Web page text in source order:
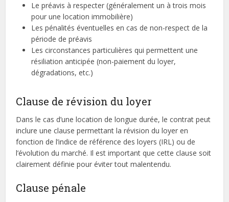
Le préavis à respecter (généralement un à trois mois
pour une location immobilière)
Les pénalités éventuelles en cas de non-respect de la
période de préavis
Les circonstances particulières qui permettent une
résiliation anticipée (non-paiement du loyer,
dégradations, etc.)
Clause de révision du loyer
Dans le cas d’une location de longue durée, le contrat peut
inclure une clause permettant la révision du loyer en
fonction de l’indice de référence des loyers (IRL) ou de
l’évolution du marché. Il est important que cette clause soit
clairement définie pour éviter tout malentendu.
Clause pénale